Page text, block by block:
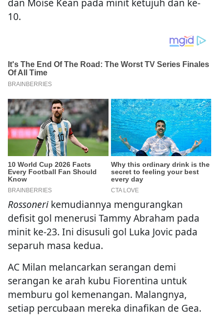
dan Moise Kean pada minit ketujuh dan ke-
10.
Rossoneri kemudiannya mengurangkan
defisit gol menerusi Tammy Abraham pada
minit ke-23. Ini disusuli gol Luka Jovic pada
separuh masa kedua.
AC Milan melancarkan serangan demi
serangan ke arah kubu Fiorentina untuk
memburu gol kemenangan. Malangnya,
setiap percubaan mereka dinafikan de Gea.